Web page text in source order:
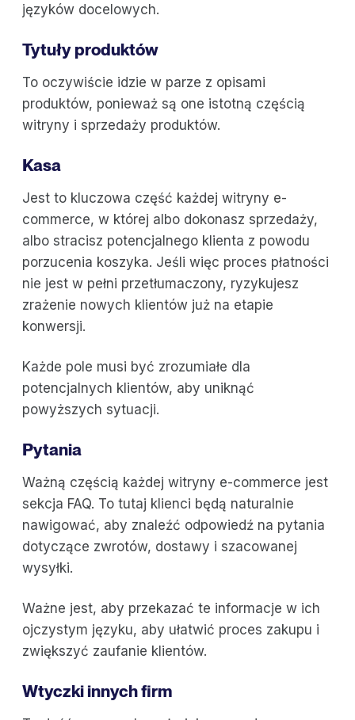
języków docelowych.
Tytuły produktów
To oczywiście idzie w parze z opisami
produktów, ponieważ są one istotną częścią
witryny i sprzedaży produktów.
Kasa
Jest to kluczowa część każdej witryny e-
commerce, w której albo dokonasz sprzedaży,
albo stracisz potencjalnego klienta z powodu
porzucenia koszyka. Jeśli więc proces płatności
nie jest w pełni przetłumaczony, ryzykujesz
zrażenie nowych klientów już na etapie
konwersji.
Każde pole musi być zrozumiałe dla
potencjalnych klientów, aby uniknąć
powyższych sytuacji.
Pytania
Ważną częścią każdej witryny e-commerce jest
sekcja FAQ. To tutaj klienci będą naturalnie
nawigować, aby znaleźć odpowiedź na pytania
dotyczące zwrotów, dostawy i szacowanej
wysyłki.
Ważne jest, aby przekazać te informacje w ich
ojczystym języku, aby ułatwić proces zakupu i
zwiększyć zaufanie klientów.
Wtyczki innych firm